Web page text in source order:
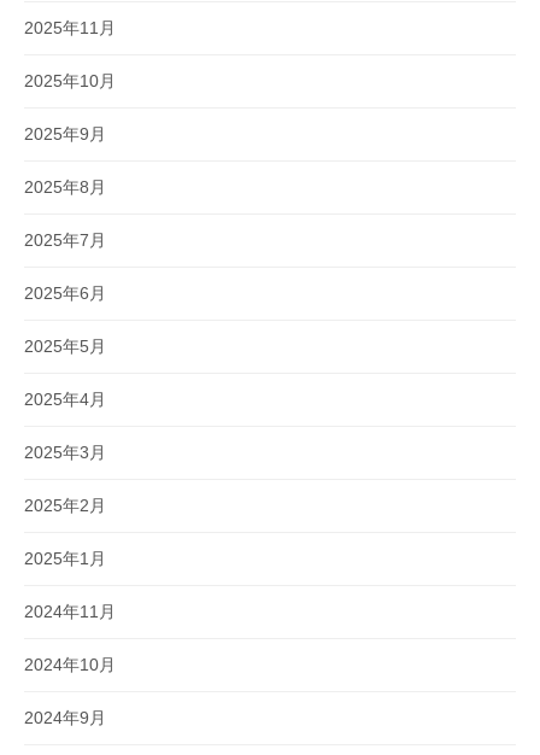
2025年11月
2025年10月
2025年9月
2025年8月
2025年7月
2025年6月
2025年5月
2025年4月
2025年3月
2025年2月
2025年1月
2024年11月
2024年10月
2024年9月